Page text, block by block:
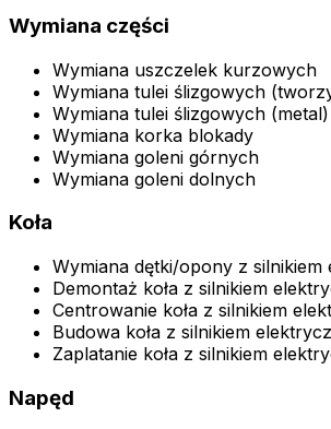
Wymiana części
Wymiana uszczelek kurzowych
Wymiana tulei ślizgowych
Wymiana tulei ślizgowych (metal)
Wymiana korka blokady
Wymiana goleni górnych
Wymiana goleni dolnych
Koła
Wymiana dętki/opony z
Demontaż koła z silnikiem
Centrowanie koła z silnikiem
Budowa koła z silnikiem
Zaplatanie koła z silnikiem
Napęd